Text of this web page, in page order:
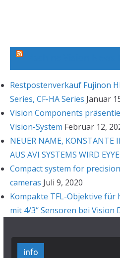
Restpostenverkauf Fujinon
Series, CF-HA Series Januar
Vision Components
Vision-System Februar 12,
NEUER NAME, KONSTANTE
AUS AVI SYSTEMS WIRD
Compact system for
cameras Juli 9, 2020
Kompakte TFL-Objektive für
mit 4/3“ Sensoren bei Vision
info